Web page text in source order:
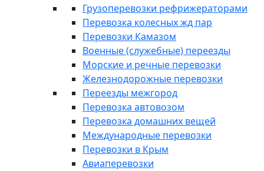
Грузоперевозки рефрижераторами
Перевозка колесных жд пар
Перевозки Камазом
Военные (служебные) переезды
Морские и речные перевозки
Железнодорожные перевозки
Переезды межгород
Перевозка автовозом
Перевозка домашних вещей
Международные перевозки
Перевозки в Крым
Авиаперевозки